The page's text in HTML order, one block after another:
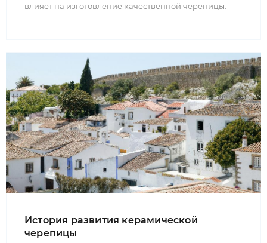
влияет на изготовление качественной черепицы.
История развития керамической
черепицы